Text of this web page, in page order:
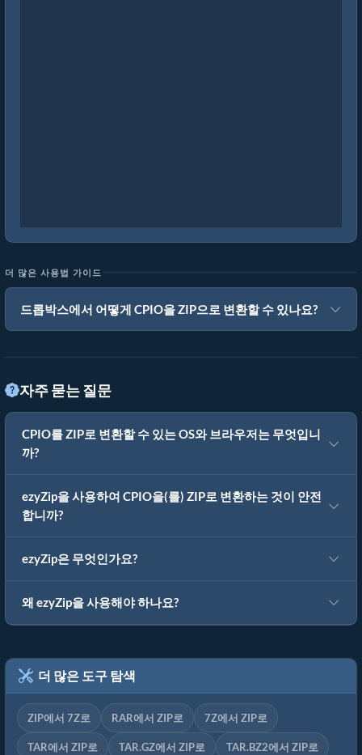
더 많은 사용법 가이드
드롭박스에서 어떻게 CPIO을 ZIP으로 변환할 수 있나요?
자주 묻는 질문
CPIO를 ZIP로 변환할 수 있는 OS와 브라우저는 무엇입니
까?
ezyZip을 사용하여 CPIO을(를) ZIP로 변환하는 것이 안전
합니까?
ezyZip은 무엇인가요?
왜 ezyZip을 사용해야 하나요?
더 많은 도구 탐색
ZIP에서 7Z로 RAR에서 ZIP로 7Z에서 ZIP로
TAR에서 ZIP로 TAR.GZ에서 ZIP로 TAR.BZ2에서 ZIP로